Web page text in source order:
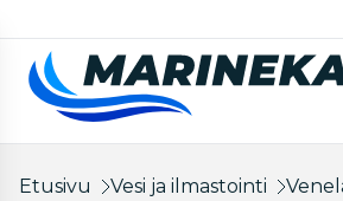
Etusivu Vesi ja ilmastointi